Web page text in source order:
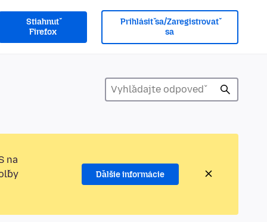
Stiahnuť
Firefox
Prihlásiť sa/Zaregistrovať
sa
na
Ďalšie informácie